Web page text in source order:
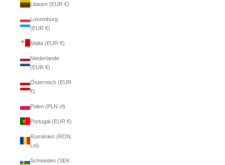
Litauen (EUR €)
Luxemburg
(EUR €)
Malta (EUR €)
Niederlande
(EUR €)
Österreich (EUR
€)
Polen (PLN zł)
Portugal (EUR €)
Rumänien (RON
Lei)
Schweden (SEK